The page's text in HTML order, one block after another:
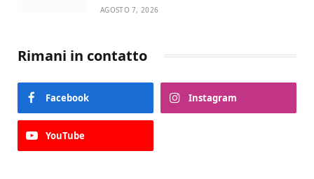
AGOSTO 7, 2026
Rimani in contatto
Facebook Instagram
YouTube